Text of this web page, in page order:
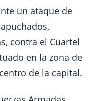
un ataque de
contra el Cuartel
en la zona de
de la capital.